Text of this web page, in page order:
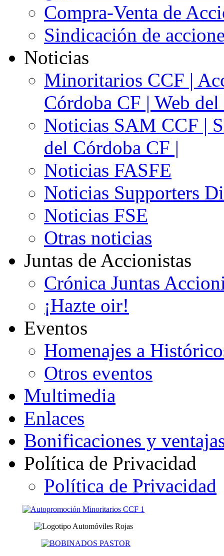
Compra-Venta de
Sindicación de
Noticias
Minoritarios CCF |
Córdoba CF | Web
Noticias SAM CCF |
del Córdoba CF |
Noticias FASFE
Noticias Supporters
Noticias FSE
Otras noticias
Juntas de Accionistas
Crónica Juntas
¡Hazte oir!
Eventos
Homenajes a
Otros eventos
Multimedia
Enlaces
Bonificaciones y
Política de Privacidad
Política de Privacidad